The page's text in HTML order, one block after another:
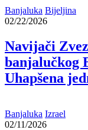
Banjaluka Bijeljina
02/22/2026
Navijači
banjalučkog
Uhapšena
Banjaluka Izrael
02/11/2026